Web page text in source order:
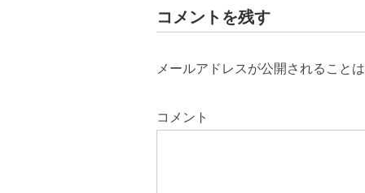
コメントを残す
メールアドレスが公開されること
コメント